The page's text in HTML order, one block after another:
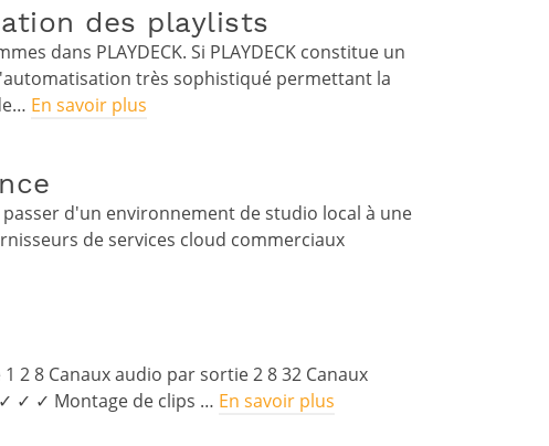
des playlists
dans PLAYDECK. Si PLAYDECK constitue un
très sophistiqué permettant la
En savoir plus
d'un environnement de studio local à une
de services cloud commerciaux
2 8 Canaux audio par sortie 2 8 32 Canaux
✓ ✓ Montage de clips … En savoir plus